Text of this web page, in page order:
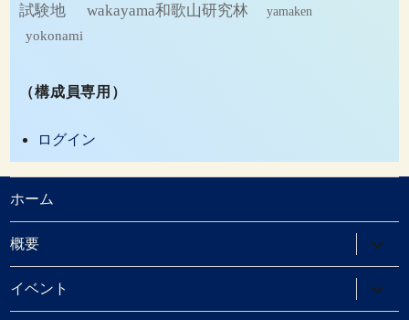
試験地
wakayama和歌山研究林
yamaken
yokonami
（構成員専用）
ログイン
ホーム
概要
ブ
メ
ニ
ュ
ー
イベント
ブ
メ